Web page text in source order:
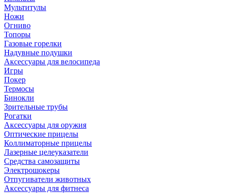
Мультитулы
Ножи
Огниво
Топоры
Газовые горелки
Надувные подушки
Аксессуары для велосипеда
Игры
Покер
Термосы
Бинокли
Зрительные трубы
Рогатки
Аксессуары для оружия
Оптические прицелы
Коллиматорные прицелы
Лазерные целеуказатели
Средства самозащиты
Электрошокеры
Отпугиватели животных
Аксессуары для фитнеса